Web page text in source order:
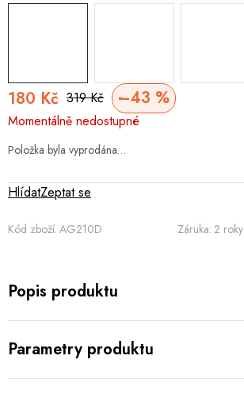
Půjčovna Kontaktuje nás Obchodní podmínky
319 Kč –43 %
180 Kč
Měrná
Položka byla vyprodána…
Momentálně nedostupné
Kód zboží: AG210D Záruka: 2 roky
Zeptat se
Hlídat
Popis produktu
Parametry produktu